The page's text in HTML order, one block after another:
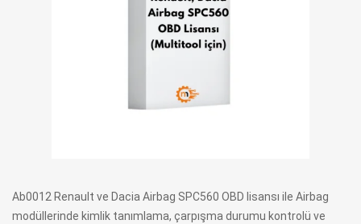
Ab0012 Renault ve Dacia Airbag SPC560 OBD lisansı ile Airbag
modüllerinde kimlik tanımlama, çarpışma durumu kontrolü ve